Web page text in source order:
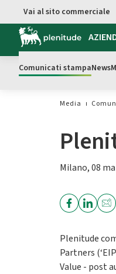
Vai al contenuto
Vai al sito commerciale
Comunicati stampaNews
Media
Milano, 08
Plenitude
Partners
Value - post